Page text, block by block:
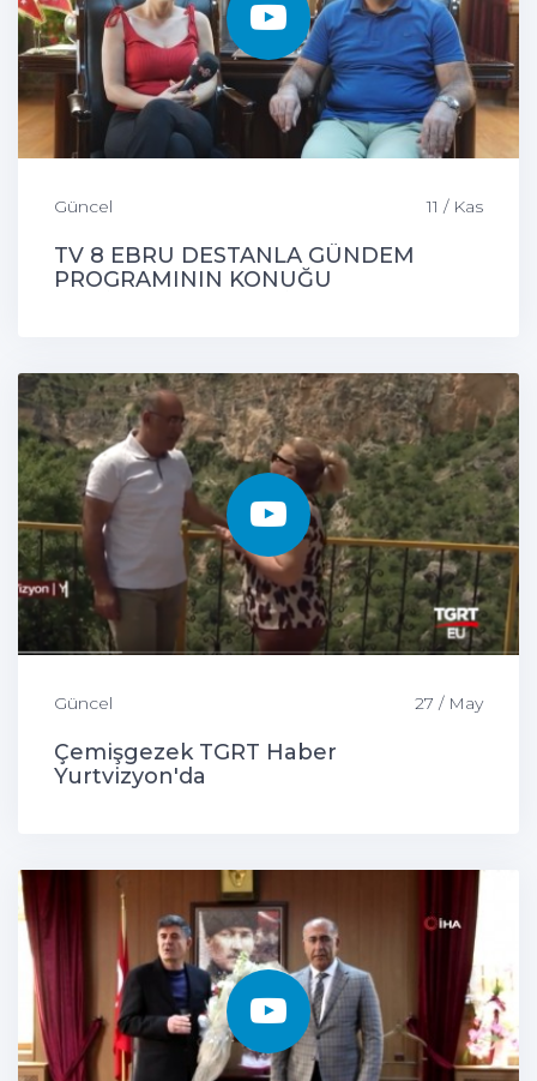
Güncel 11 / Kas
TV 8 EBRU DESTANLA GÜNDEM
PROGRAMININ KONUĞU
Güncel 27 / May
Çemişgezek TGRT Haber
Yurtvizyon'da